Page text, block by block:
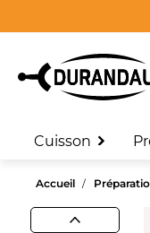
Cuisson
Accueil